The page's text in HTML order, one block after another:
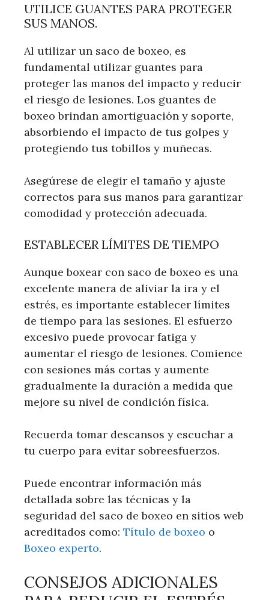
UTILICE GUANTES PARA PROTEGER
SUS MANOS.
Al utilizar un saco de boxeo, es
fundamental utilizar guantes para
proteger las manos del impacto y reducir
el riesgo de lesiones. Los guantes de
boxeo brindan amortiguación y soporte,
absorbiendo el impacto de tus golpes y
protegiendo tus tobillos y muñecas.
Asegúrese de elegir el tamaño y ajuste
correctos para sus manos para garantizar
comodidad y protección adecuada.
ESTABLECER LÍMITES DE TIEMPO
Aunque boxear con saco de boxeo es una
excelente manera de aliviar la ira y el
estrés, es importante establecer límites
de tiempo para las sesiones. El esfuerzo
excesivo puede provocar fatiga y
aumentar el riesgo de lesiones. Comience
con sesiones más cortas y aumente
gradualmente la duración a medida que
mejore su nivel de condición física.
Recuerda tomar descansos y escuchar a
tu cuerpo para evitar sobreesfuerzos.
Puede encontrar información más
detallada sobre las técnicas y la
seguridad del saco de boxeo en sitios web
acreditados como: Título de boxeo o
Boxeo experto.
CONSEJOS ADICIONALES